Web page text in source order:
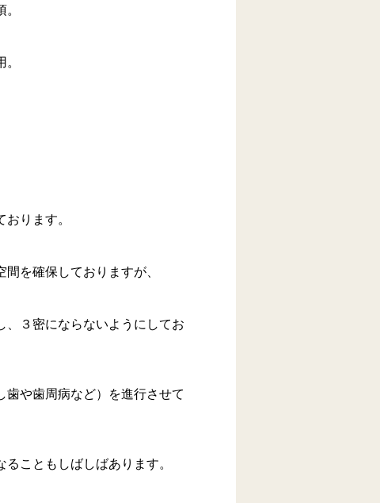
ります。
を確保しておりますが、
、３密にならないようにしてお
や歯周病など）を進行させて
こともしばしばあります。